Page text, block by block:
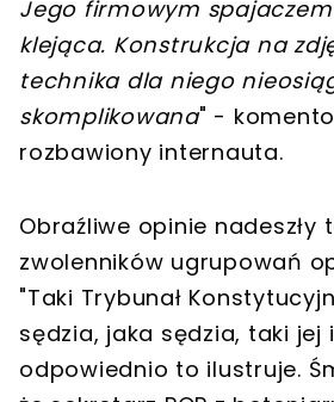
Jego firmowym
klejąca. Konstrukcja na
technika dla niego
skomplikowana" -
rozbawiony internauta.
Obraźliwe opinie nadeszły
zwolenników ugrupowań
"Taki Trybunał
sędzia, jaka sędzia, taki jej
odpowiednio to ilustruje.